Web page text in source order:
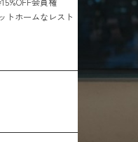
トホームなレスト